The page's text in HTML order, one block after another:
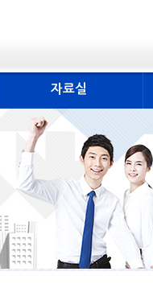
자료실